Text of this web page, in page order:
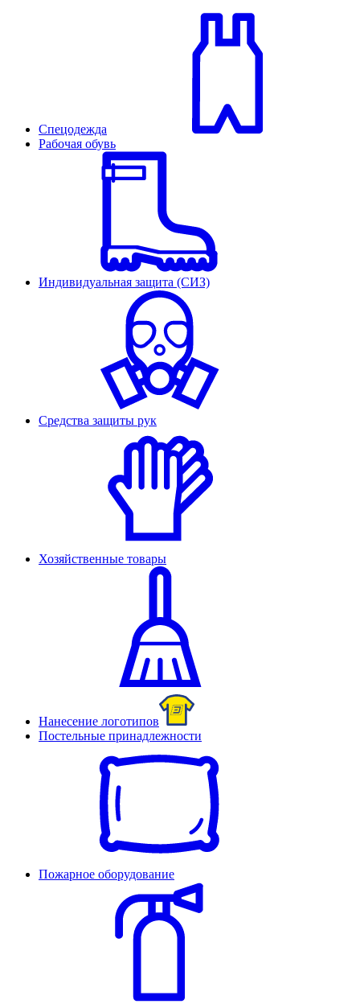
Спецодежда
Рабочая обувь
Индивидуальная защита (СИЗ)
Средства защиты рук
Хозяйственные товары
Нанесение логотипов
Постельные принадлежности
Пожарное оборудование